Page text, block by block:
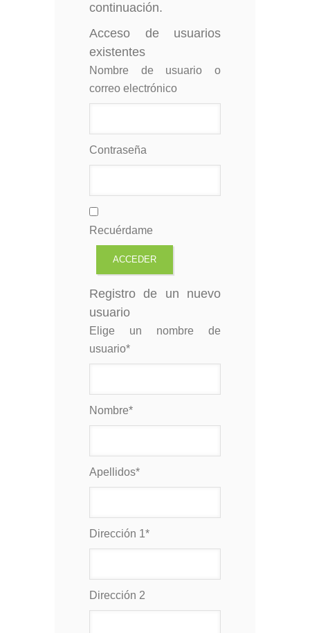
continuación.
Acceso de usuarios
existentes
Nombre de usuario o
correo electrónico
Contraseña
Recuérdame
Registro de un nuevo
usuario
Elige un nombre de
usuario*
Nombre*
Apellidos*
Dirección 1*
Dirección 2